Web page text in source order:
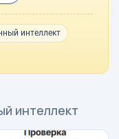
интеллект
интеллект